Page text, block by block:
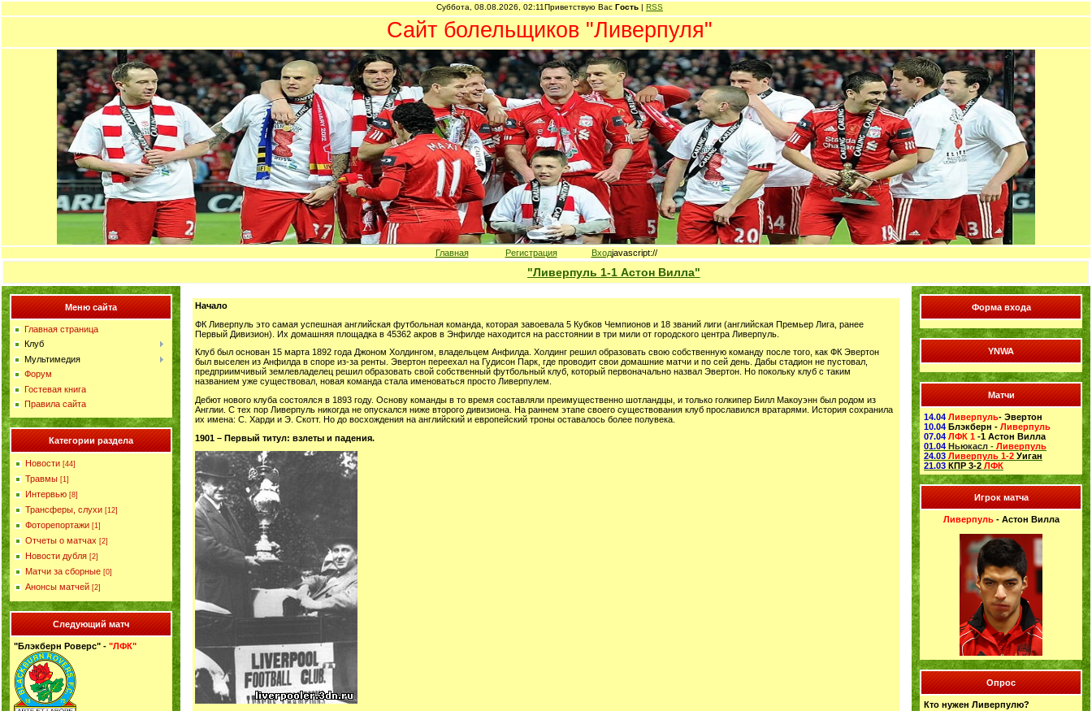
Суббота, 08.08.2026, 02:11Приветствую Вас Гость | RSS
Сайт болельщиков "Ливерпуля"
Главная Регистрация Входjavascript://
"Ливерпуль 1-1 Астон Вилла"
Меню сайта
Главная страница
Клуб
Мультимедия
Форум
Гостевая книга
Правила сайта
Категории раздела
Новости [44]
Травмы [1]
Интервью [8]
Трансферы, слухи [12]
Фоторепортажи [1]
Отчеты о матчах [2]
Новости дубля [2]
Матчи за сборные [0]
Анонсы матчей [2]
Следующий матч
"Блэкберн Роверс" - "ЛФК"
Начало
ФК Ливерпуль это самая успешная английская футбольная команда, которая завоевала 5 Кубков Чемпионов и 18 званий лиги (английская Премьер Лига, ранее
Первый Дивизион). Их домашняя площадка в 45362 акров в Энфилде находится на расстоянии в три мили от городского центра Ливерпуль.
Клуб был основан 15 марта 1892 года Джоном Холдингом, владельцем Анфилда. Холдинг решил образовать свою собственную команду после того, как ФК Эвертон
был выселен из Анфилда в споре из-за ренты. Эвертон переехал на Гудисон Парк, где проводит свои домашние матчи и по сей день. Дабы стадион не пустовал,
предприимчивый землевладелец решил образовать свой собственный футбольный клуб, который первоначально назвал Эвертон. Но покольку клуб с таким
названием уже существовал, новая команда стала именоваться просто Ливерпулем.
Дебют нового клуба состоялся в 1893 году. Основу команды в то время составляли преимущественно шотландцы, и только голкипер Билл Макоуэнн был родом из
Англии. С тех пор Ливерпуль никогда не опускался ниже второго дивизиона. На раннем этапе своего существования клуб прославился вратарями. История сохранила
их имена: С. Харди и Э. Скотт. Но до восхождения на английский и европейский троны оставалось более полувека.
1901 – Первый титул: взлеты и падения.
Форма входа
YNWA
Матчи
14.04 Ливерпуль- Эвертон
10.04 Блэкберн - Ливерпуль
07.04 ЛФК 1 -1 Астон Вилла
01.04 Ньюкасл - Ливерпуль
24.03 Ливерпуль 1-2 Уиган
21.03 КПР 3-2 ЛФК
Игрок матча
Ливерпуль- Астон Вилла
Опрос
Кто нужен Ливерпулю?